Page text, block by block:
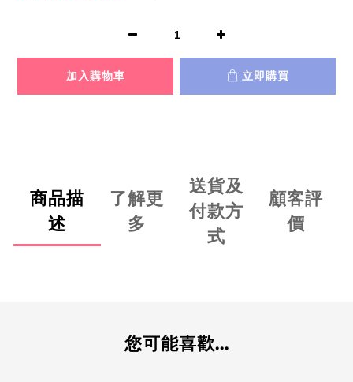
加入購物車 立即購買
商品描
述
了解更
多
送貨及
付款方
式
顧客評
價
您可能喜歡...